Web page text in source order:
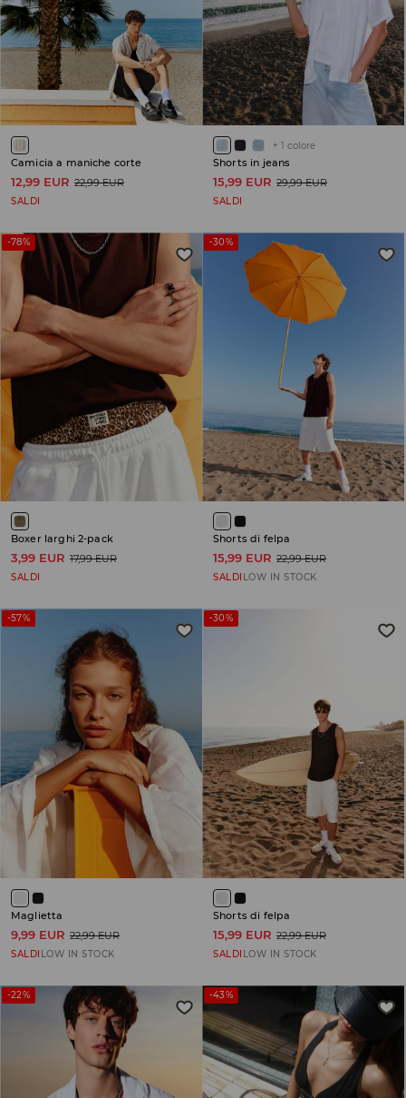
Camicia a maniche corte
12,99 EUR 22,99 EUR
SALDI
+ 1 colore
Shorts in jeans
15,99 EUR 29,99 EUR
SALDI
-78%
Boxer larghi 2-pack
3,99 EUR 17,99 EUR
SALDI
-30%
Shorts di felpa
15,99 EUR 22,99 EUR
SALDI LOW IN STOCK
-57%
Maglietta
9,99 EUR 22,99 EUR
SALDI LOW IN STOCK
-30%
Shorts di felpa
15,99 EUR 22,99 EUR
SALDI LOW IN STOCK
-22% -43%